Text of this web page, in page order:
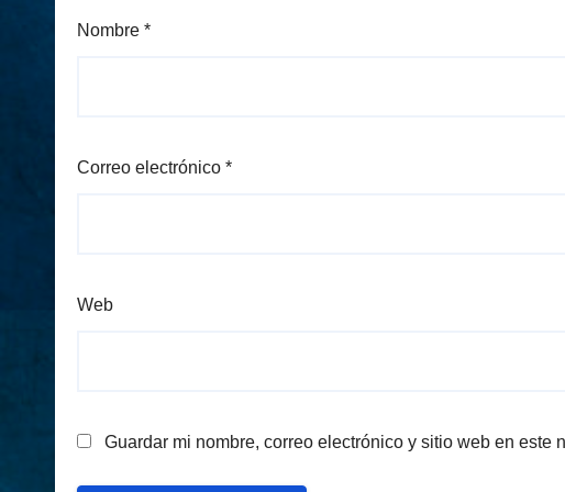
Nombre *
Correo electrónico *
Web
Guardar mi nombre, correo electrónico y sitio web en